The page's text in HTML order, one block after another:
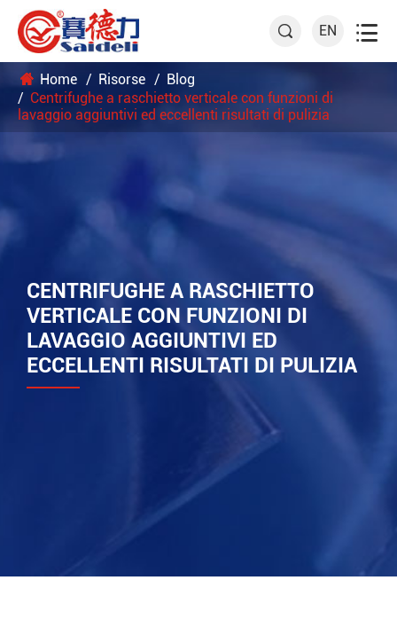
 EN 
Home Risorse
Blog
Centrifughe a raschietto verticale con funzioni di
lavaggio aggiuntivi ed eccellenti risultati di pulizia
CENTRIFUGHE A RASCHIETTO
VERTICALE CON FUNZIONI DI
LAVAGGIO AGGIUNTIVI ED
ECCELLENTI RISULTATI DI PULIZIA